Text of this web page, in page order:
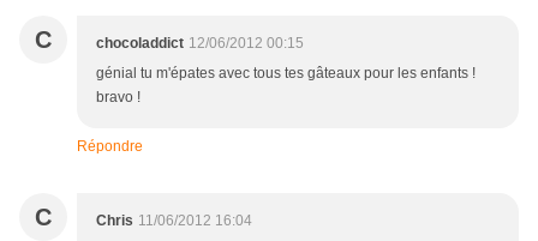
C chocoladdict 12/06/2012 00:15
génial tu m'épates avec tous tes gâteaux pour les enfants !
bravo !
Répondre
C Chris 11/06/2012 16:04